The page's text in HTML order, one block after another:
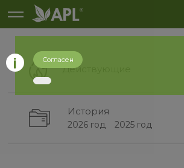
Действующие
История
2026 год 2025 год
Согласен